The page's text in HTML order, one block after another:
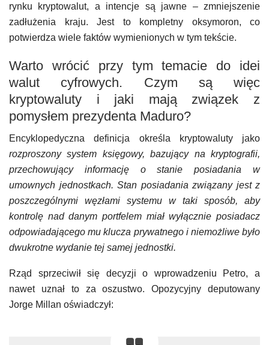
rynku kryptowalut, a intencje są jawne – zmniejszenie
zadłużenia kraju. Jest to kompletny oksymoron, co
potwierdza wiele faktów wymienionych w tym tekście.
Warto wrócić przy tym temacie do idei
walut cyfrowych. Czym są więc
kryptowaluty i jaki mają związek z
pomysłem prezydenta Maduro?
Encyklopedyczna definicja określa kryptowaluty jako
rozproszony system księgowy, bazujący na kryptografii,
przechowujący informację o stanie posiadania w
umownych jednostkach. Stan posiadania związany jest z
poszczególnymi węzłami systemu w taki sposób, aby
kontrolę nad danym portfelem miał wyłącznie posiadacz
odpowiadającego mu klucza prywatnego i niemożliwe było
dwukrotne wydanie tej samej jednostki.
Rząd sprzeciwił się decyzji o wprowadzeniu Petro, a
nawet uznał to za oszustwo. Opozycyjny deputowany
Jorge Millan oświadczył: